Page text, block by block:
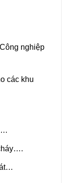
nghiệp
các khu